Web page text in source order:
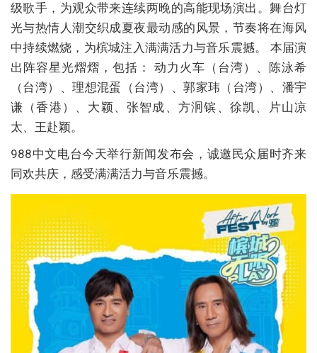
级歌手，为观众带来连续两晚的高能现场演出。舞台灯
光与热情人潮交织成夏夜最动感的风景，节奏将在海风
中持续燃烧，为槟城注入满满活力与音乐震撼。 本届演
出阵容星光熠熠，包括： 动力火车（台湾）、陈泳希
（台湾）、理想混蛋（台湾）、郭家玮（台湾）、潘宇
谦（香港）、大颖、张智成、方泂镔、徐凯、片山凉
太、王赴颖。
988中文电台今天举行新闻发布会，诚邀民众届时齐来
同欢共庆，感受满满活力与音乐震撼。